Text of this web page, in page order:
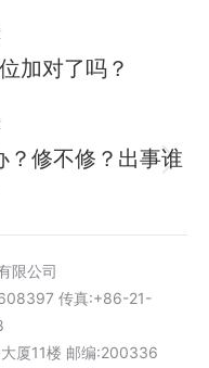
加对了吗？
？修不修？出事谁
限公司
传真:+86-21-
厦11楼 邮编:200336